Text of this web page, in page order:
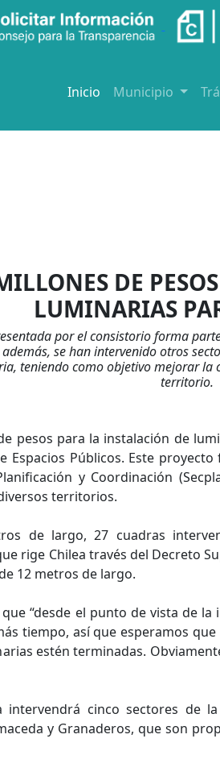
Inicio Municipio
DE
LUMINARIAS
por el consistorio forma
se han intervenido otros
teniendo como objetivo mejorar la
territorio.
pesos para la instalación de
Espacios Públicos. Este
y Coordinación
territorios.
de largo, 27 cuadras
rige Chilea través del Decreto
12 metros de largo.
“desde el punto de vista de
tiempo, así que esperamos
estén terminadas.
cinco sectores de
y Granaderos, que son